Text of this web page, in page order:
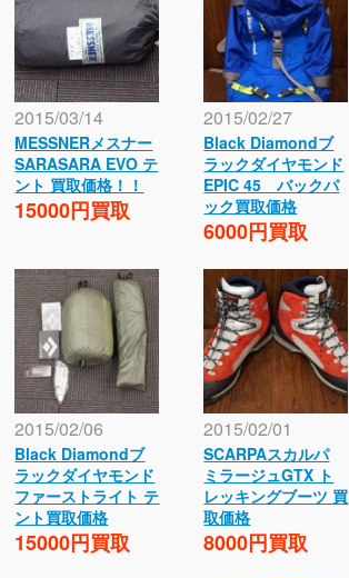
2015/03/14
MESSNERメスナー
SARASARA EVO テ
ント 買取価格！！
15000円買取
2015/02/27
Black Diamondブ
ラックダイヤモンド
EPIC 45 バックパ
ック買取価格
6000円買取
2015/02/06
Black Diamondブ
ラックダイヤモンド
ファーストライト テ
ント買取価格
15000円買取
2015/02/01
SCARPAスカルパ
ミラージュGTX ト
レッキングブーツ 買
取価格
8000円買取